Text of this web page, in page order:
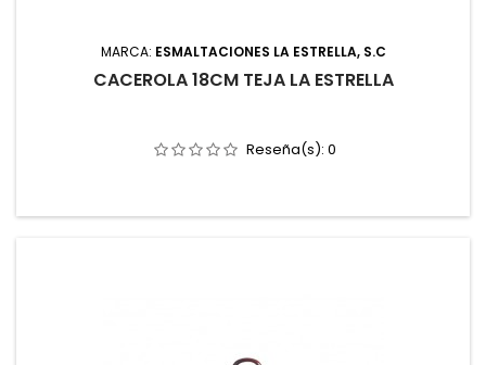
MARCA: ESMALTACIONES LA ESTRELLA, S.C
CACEROLA 18CM TEJA LA ESTRELLA
Reseña(s): 0